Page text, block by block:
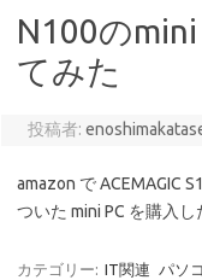
N100の
てみた
投稿者:
amazon で ACEMAGIC
ついた mini PC を購入し
カテゴリー: IT関連 パソ